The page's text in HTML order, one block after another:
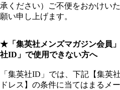
承ください）ご不便をおかけい
願い申し上げます。
★「集英社メンズマガジン会員
社ID」で使用できない方へ
「集英社ID」では、下記【集英
ドレス】の条件に当てはまるメ